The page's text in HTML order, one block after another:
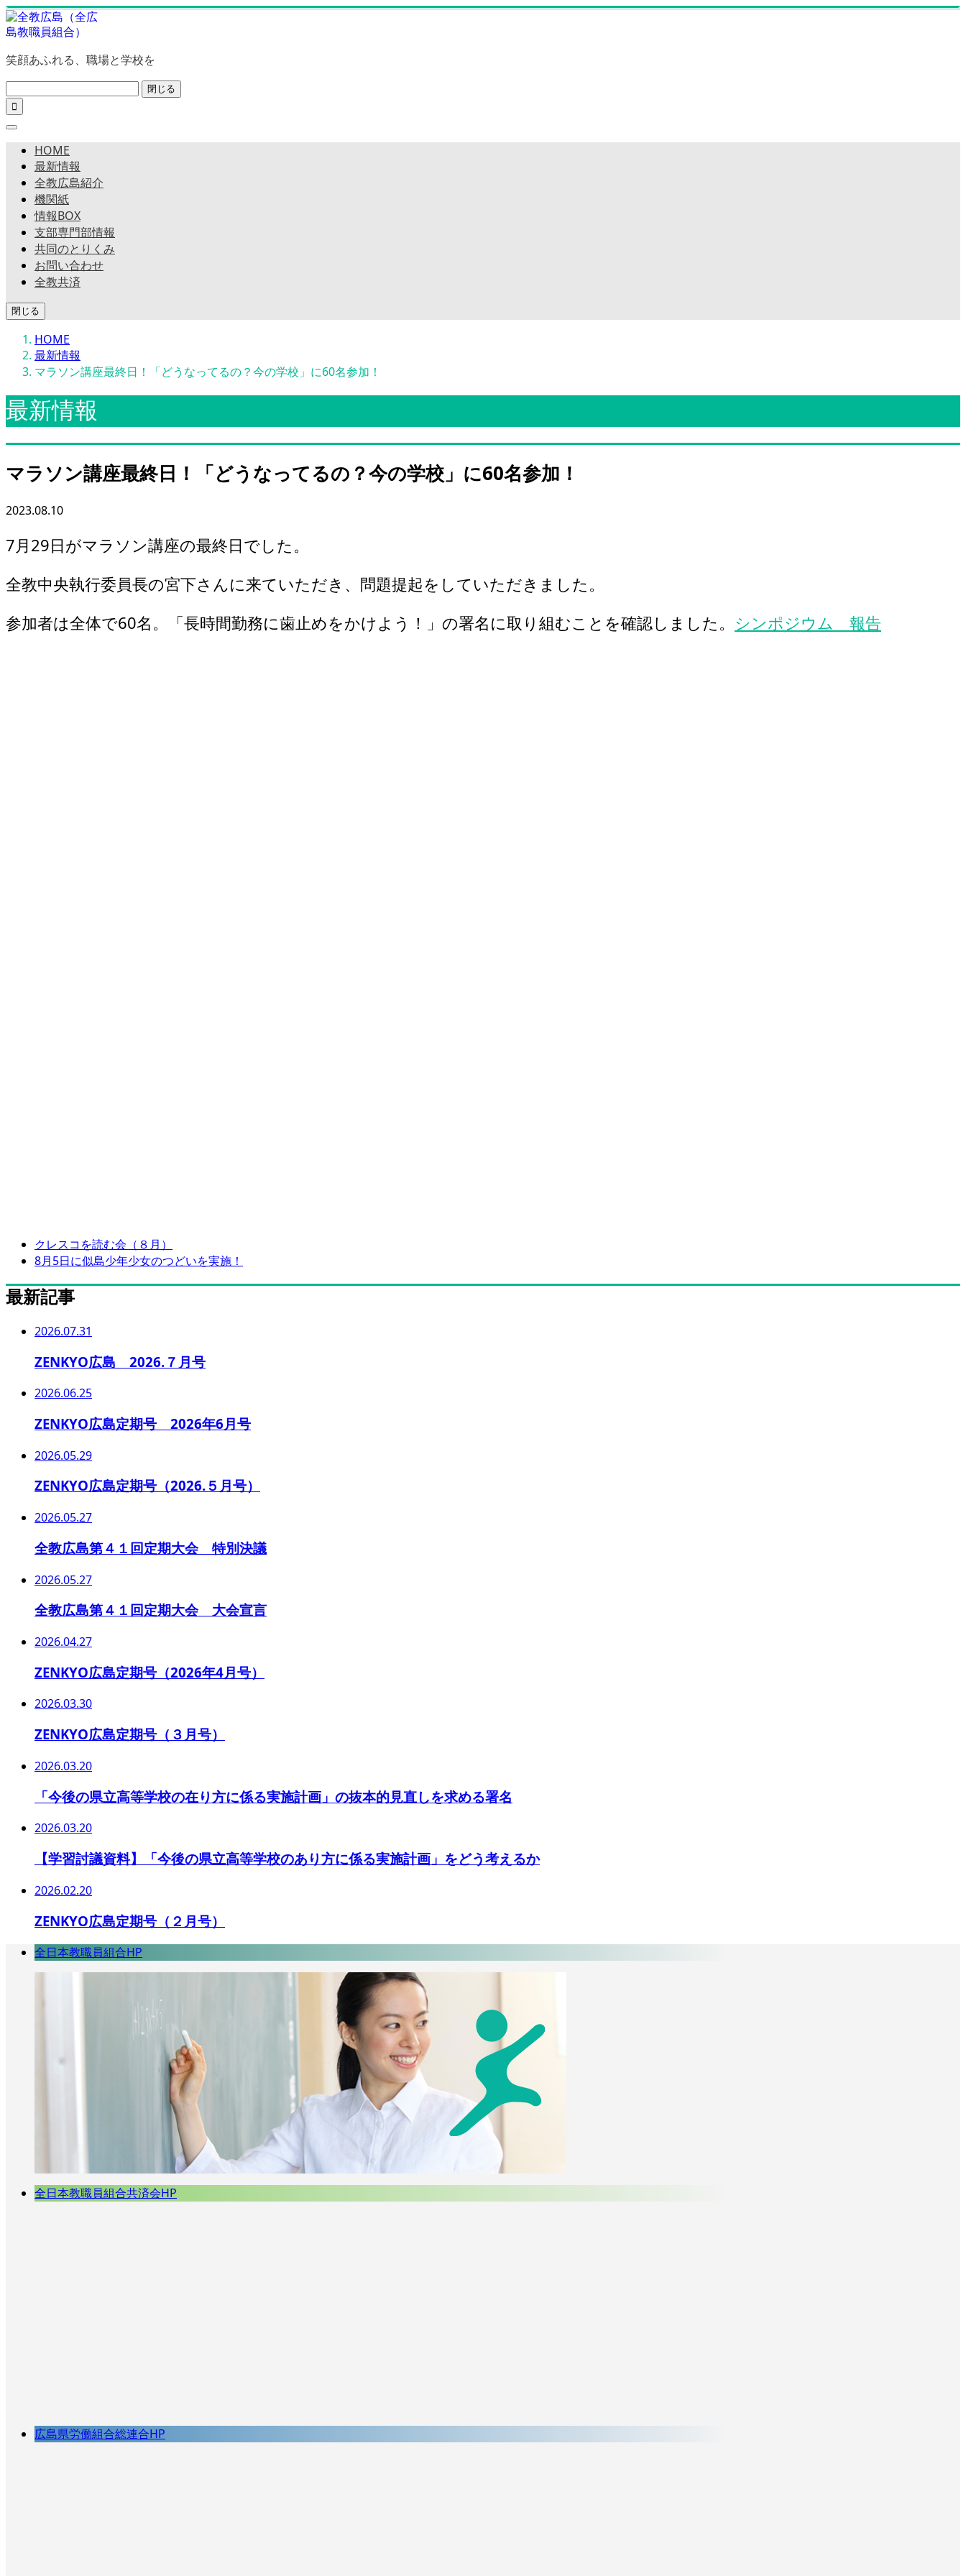
笑顔あふれる、職場と学校を
閉じる

HOME
最新情報
全教広島紹介
機関紙
情報BOX
支部専門部情報
共同のとりくみ
お問い合わせ
全教共済
閉じる
HOME
最新情報
マラソン講座最終日！「どうなってるの？今の学校」に60名参加！
最新情報
マラソン講座最終日！「どうなってるの？今の学校」に60名参加！
2023.08.10
7月29日がマラソン講座の最終日でした。
全教中央執行委員長の宮下さんに来ていただき、問題提起をしていただきました。
参加者は全体で60名。「長時間勤務に歯止めをかけよう！」の署名に取り組むことを確認しました。 シンポジウム 報告
クレスコを読む会（８月）
8月5日に似島少年少女のつどいを実施！
最新記事
2026.07.31
ZENKYO広島 2026.７月号
2026.06.25
ZENKYO広島定期号 2026年6月号
2026.05.29
ZENKYO広島定期号（2026.５月号）
2026.05.27
全教広島第４１回定期大会 特別決議
2026.05.27
全教広島第４１回定期大会 大会宣言
2026.04.27
ZENKYO広島定期号（2026年4月号）
2026.03.30
ZENKYO広島定期号（３月号）
2026.03.20
「今後の県立高等学校の在り方に係る実施計画」の抜本的見直しを求める署名
2026.03.20
【学習討議資料】「今後の県立高等学校のあり方に係る実施計画」をどう考えるか
2026.02.20
ZENKYO広島定期号（２月号）
全日本教職員組合HP
全日本教職員組合共済会HP
広島県労働組合総連合HP